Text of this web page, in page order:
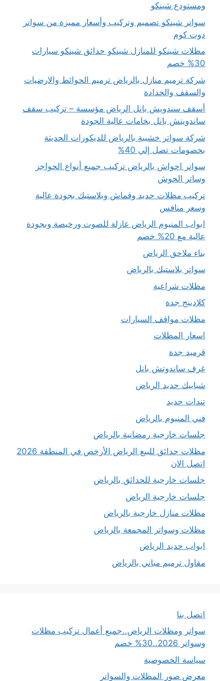
ومستودع شينكو
سواتر شينكو تصميم وتركيب وأسعار مميزة من سواتر
دوت كوم
مظلات شينكو للمنازل شينكو حدائق شينكو سيارات
30% خصم
شركة ترميم منازل بالرياض ترميم الحوائط والارضيات
والسقف والحدادة
أسقف سندويش بانل الرياض مؤسسة – تركيب سقف
ساندويتش بانل بخامات عالية الجودة
شركة سواتر خشبية بالرياض للديكورات الحديثة
بخصومات تصل إلي 40%
سواتر احواش بالرياض تركيب جميع أنواع الحواجز
وساتر الحوش
تركيب مظلات حديد وقماش وبلاستيك بجودة عالية
وسعر منافس
ابواب المنيوم الرياض عازلة للصوت ورخيصة وبجودة
عالية مع 20% خصم
بناء ملاحق الرياض
سواتر بلاستيك بالرياض
مظلات شراعية
كلادينج جدة
مظلات مواقف السيارات
اسعار المظلات
قرميد جدة
غرف ساندوتش بانل
شبابيك حديد الرياض
تندات حديد
فني المنيوم بالرياض
جلسات خارجية رمضانية بالرياض
مظلات حدائق للبيع الرياض الأرخص في المنطقة 2026
اتصل الان
جلسات خارجية للحدائق بالرياض
جلسات خارجية الرياض
مظلات منازل خارجية بالرياض
مظلات وسواتر المجمعة بالرياض
ابواب حديد الرياض
مقاول ترميم مباني بالرياض
اتصل بنا
سواتر ومظلات الرياض..جميع أعمال تركيب مظلات
وسواتر 2026..30% خصم
سياسة الخصوصية
معرض صور المظلات والسواتر